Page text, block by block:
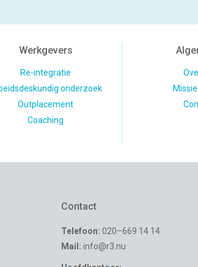
Werkgevers
Re-integratie
onderzoek
Outplacement
Coaching
Contact
Telefoon: 020–669 14 14
Mail: info@r3.nu